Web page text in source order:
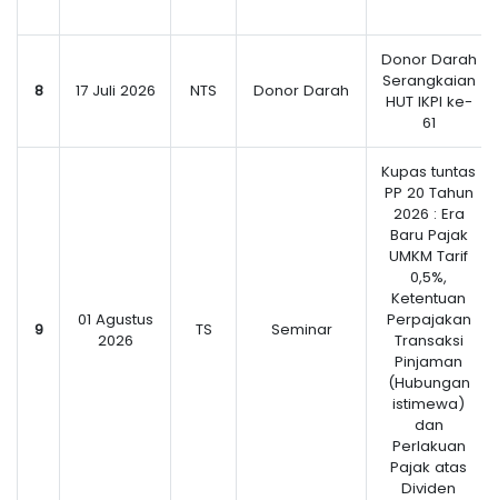
8 17 Juli 2026 NTS Donor Darah
Donor Darah
Serangkaian
HUT IKPI ke-
61
9
01 Agustus
2026
TS Seminar
Kupas tuntas
PP 20 Tahun
2026 : Era
Baru Pajak
UMKM Tarif
0,5%,
Ketentuan
Perpajakan
Transaksi
Pinjaman
(Hubungan
istimewa)
dan
Perlakuan
Pajak atas
Dividen